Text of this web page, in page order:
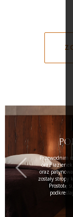
Przewodnim
oraz
oraz
zostały
Prostotę